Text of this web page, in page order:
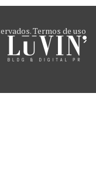
Termos de uso